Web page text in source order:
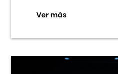
Ver más